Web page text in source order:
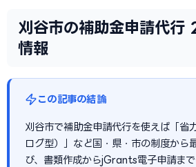
刈谷市の補助金申請代行
情報
この記事の結論
刈谷市で補助金申請代行を使えば「省
ログ型）」など国・県・市の制度から
び、書類作成からjGrants電子申請ま